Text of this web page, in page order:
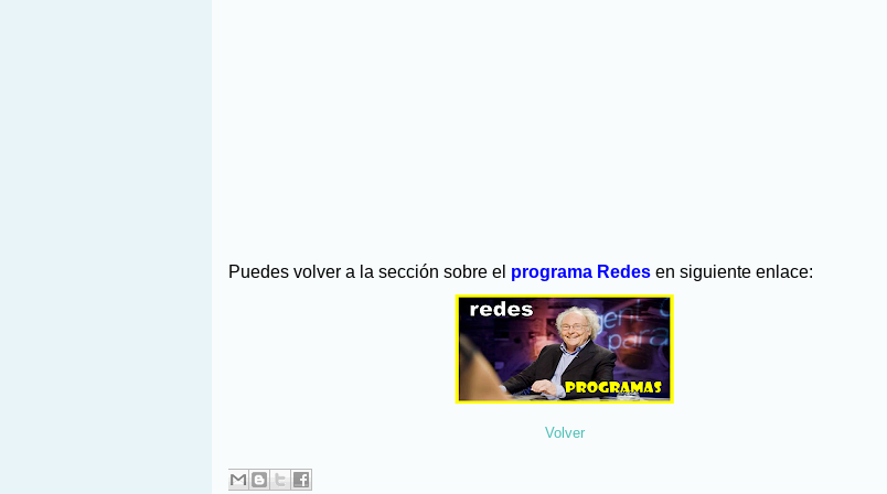
Puedes volver a la sección sobre el programa Redes en siguiente enlace:
Volver